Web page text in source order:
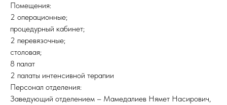
Помещения:
2 операционные;
процедурный кабинет;
2 перевязочные;
столовая;
8 палат
2 палаты интенсивной терапии
Персонал отделения:
Заведующий отделением – Мамедалиев Нямет Насирович,